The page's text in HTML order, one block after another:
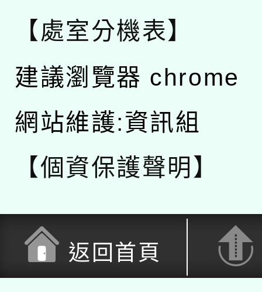
【處室分機表】
建議瀏覽器 chrome
網站維護:資訊組
【個資保護聲明】
返回首頁